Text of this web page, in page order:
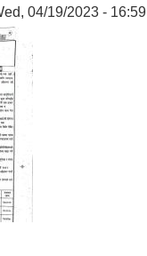
04/19/2023 - 16:59